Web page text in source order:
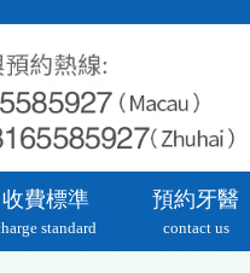
收費標準
standard
預約牙醫
contact us